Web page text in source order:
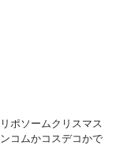
ポソームクリスマス
コムかコスデコかで